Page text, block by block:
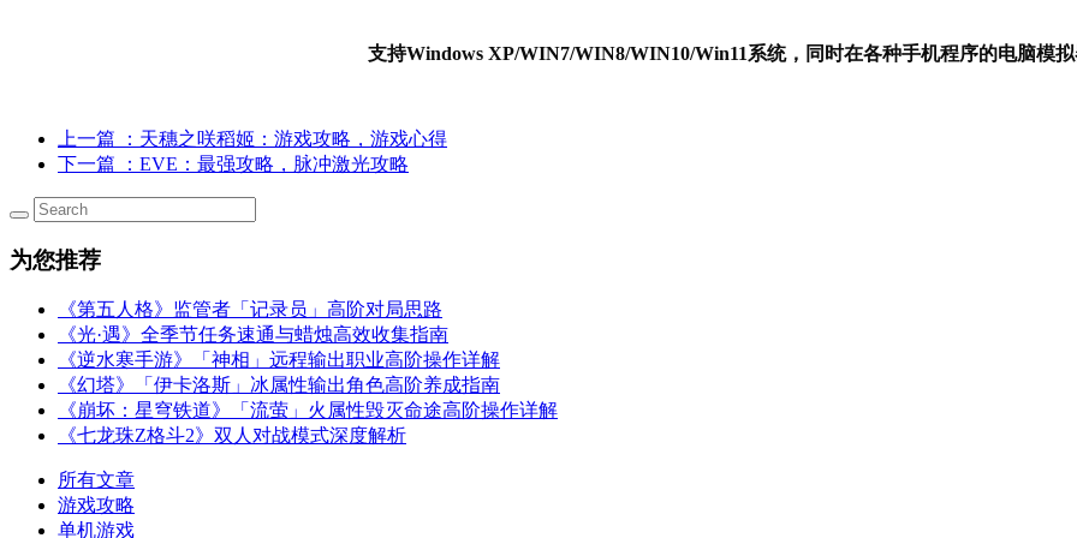
支持Windows XP/WIN7/WIN8/WIN10/Win11系统，同时在各种手机程序的电脑模拟
上一篇
：天穗之咲稻姬：游戏攻略，游戏心得
下一篇
：EVE：最强攻略，脉冲激光攻略
为您推荐
《第五人格》监管者「记录员」高阶对局思路
《光·遇》全季节任务速通与蜡烛高效收集指南
《逆水寒手游》「神相」远程输出职业高阶操作详解
《幻塔》「伊卡洛斯」冰属性输出角色高阶养成指南
《崩坏：星穹铁道》「流萤」火属性毁灭命途高阶操作详解
《七龙珠Z格斗2》双人对战模式深度解析
所有文章
游戏攻略
单机游戏